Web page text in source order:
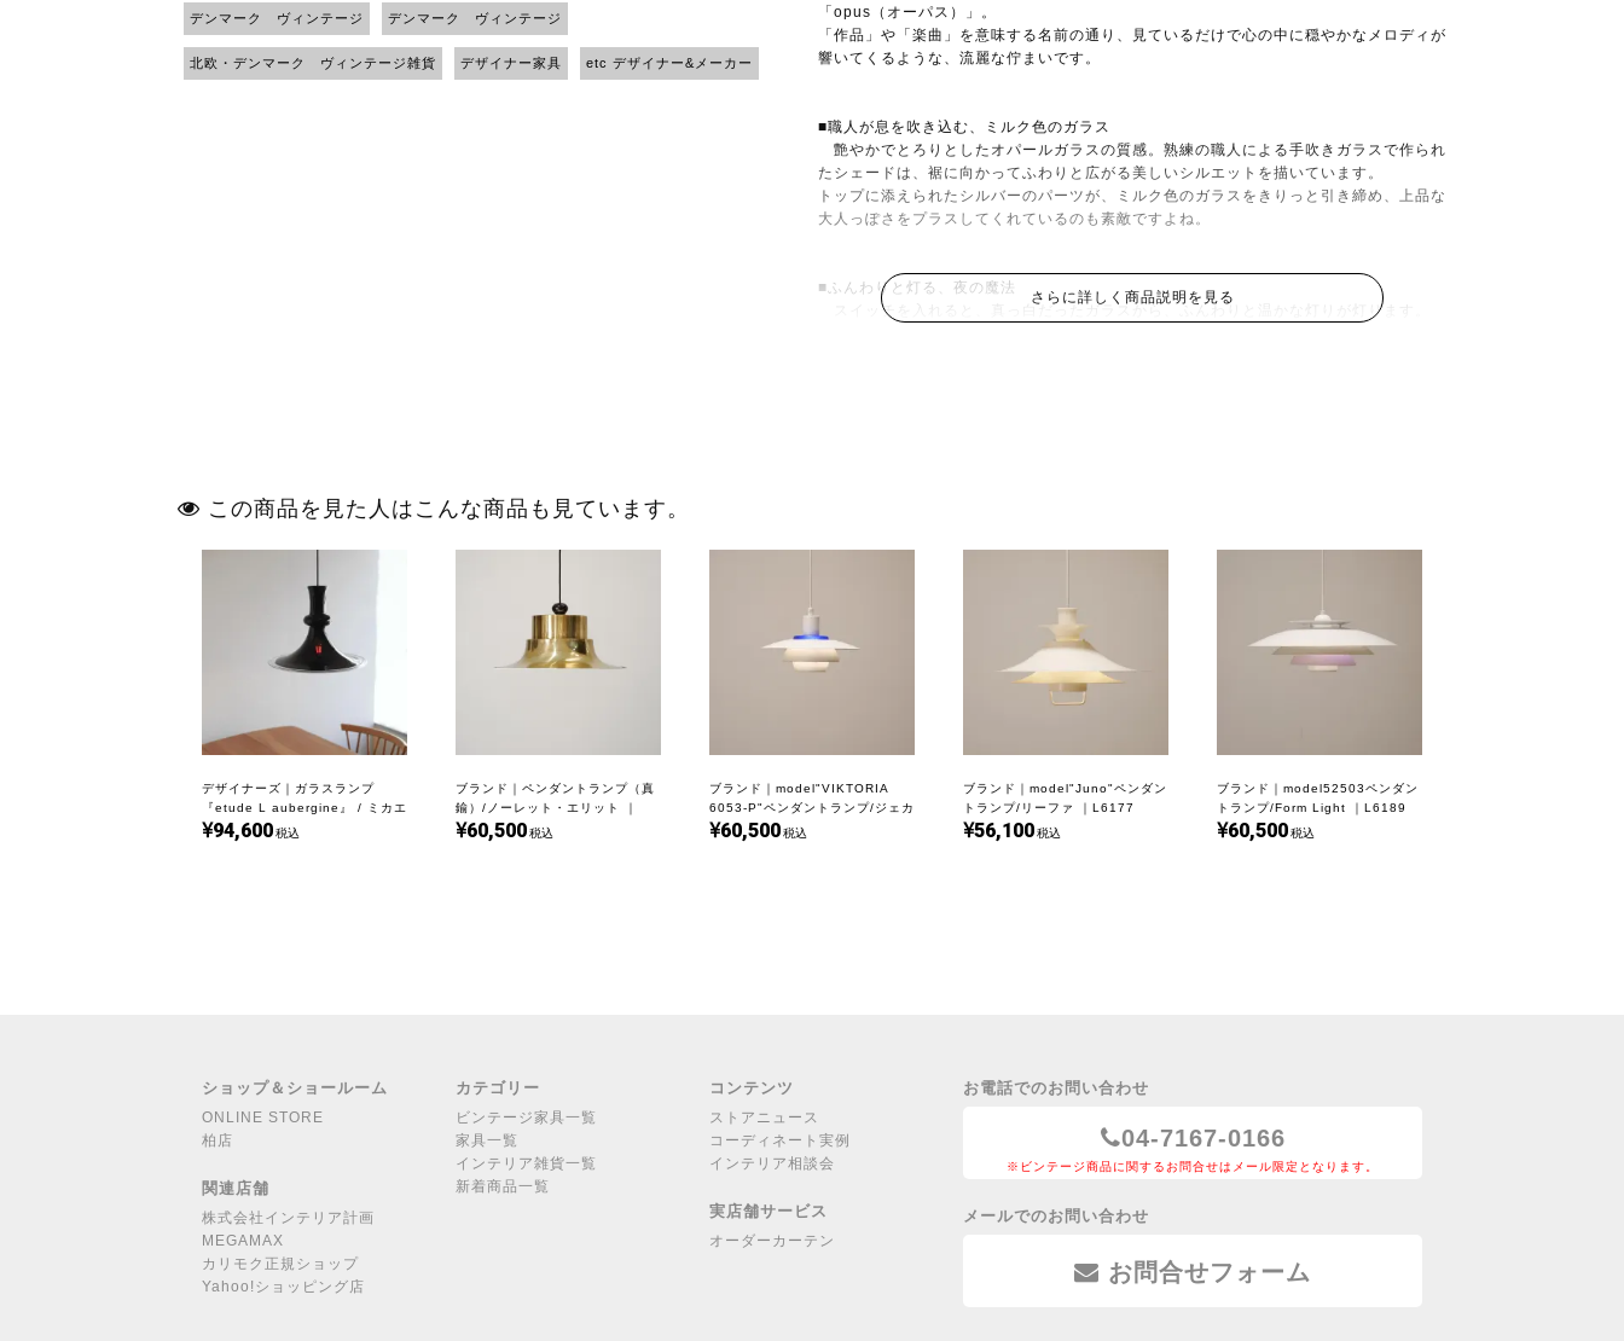
デンマーク ヴィンテージ デンマーク ヴィンテージ
北欧・デンマーク ヴィンテージ雑貨 デザイナー家具 etc デザイナー&メーカー
「opus（オーパス）」。
「作品」や「楽曲」を意味する名前の通り、見ているだけで心の中に穏やかなメロディが
響いてくるような、流麗な佇まいです。
■職人が息を吹き込む、ミルク色のガラス
艶やかでとろりとしたオパールガラスの質感。熟練の職人による手吹きガラスで作られ
たシェードは、裾に向かってふわりと広がる美しいシルエットを描いています。
トップに添えられたシルバーのパーツが、ミルク色のガラスをきりっと引き締め、上品な
大人っぽさをプラスしてくれているのも素敵ですよね。
■ふんわりと灯る、夜の魔法
スイッチを入れると、真っ白だったガラスから、ふんわりと温かな灯りが灯ります。
【夜のダイニングで、静寂を愉しむ】
一日の終わり、メインの照明を少し落として、このランプだけを灯してみる。
テーブルには淹れたてのカモミールティーと、読みかけのエッセイ本を置いて。
美しいガラスから漏れるまろやかな灯りが、一日の疲れを優しくほどき、あなたのプライ
ベートな時間を、上品で満ち足りたものへと変えてくれるはずです。
【メンテナンスについて】
■ソケット・コードは新品と交換済み。E26の電球をご使用頂けます。
ソケットがオリジナルの樹脂製のもののため、電球は熱量の少ないLED電球をおすすめ
さらに詳しく商品説明を見る
この商品を見た人はこんな商品も見ています。
デザイナーズ｜ガラスランプ
『etude L aubergine』 / ミカエ
ル・バング｜LG791
94,600税込
ブランド｜ペンダントランプ（真
鍮）/ノーレット・エリット ｜
L6171
60,500税込
ブランド｜model"VIKTORIA
6053-P"ペンダントランプ/ジェカ
｜L6191
60,500税込
ブランド｜model"Juno"ペンダン
トランプ/リーファ ｜L6177
56,100税込
ブランド｜model52503ペンダン
トランプ/Form Light ｜L6189
60,500税込
ショップ＆ショールーム
ONLINE STORE
柏店
関連店舗
株式会社インテリア計画
MEGAMAX
カリモク正規ショップ
Yahoo!ショッピング店
カテゴリー
ビンテージ家具一覧
家具一覧
インテリア雑貨一覧
新着商品一覧
コンテンツ
ストアニュース
コーディネート実例
インテリア相談会
実店舗サービス
オーダーカーテン
お電話でのお問い合わせ
04-7167-0166
※ビンテージ商品に関するお問合せはメール限定となります。
メールでのお問い合わせ
お問合せフォーム